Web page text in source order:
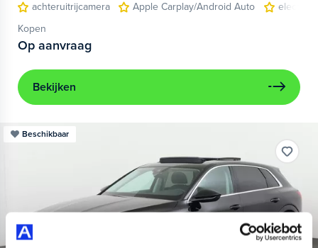
achteruitrijcamera
Apple Carplay/Android Auto
Kopen
Op aanvraag
Bekijken
Beschikbaar